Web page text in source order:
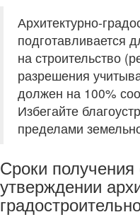
Архитектурно-
подготавливается
на строительство
разрешения
должен на 100%
Избегайте
пределами
Сроки
утверждении